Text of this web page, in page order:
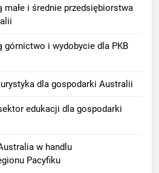
małe i średnie przedsiębiorstwa
górnictwo i wydobycie dla PKB
dla gospodarki Australii
edukacji dla gospodarki
w handlu
Pacyfiku